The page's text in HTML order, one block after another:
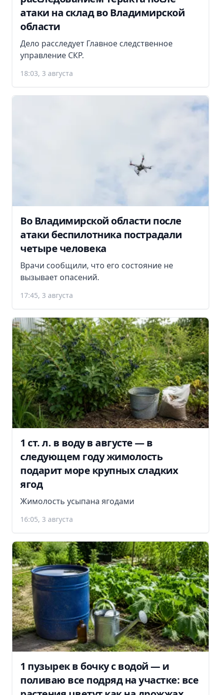
атаки на склад во Владимирской
области
Дело расследует Главное следственное
управление СКР.
18:03, 3 августа
Во Владимирской области после
атаки беспилотника пострадали
четыре человека
Врачи сообщили, что его состояние не
вызывает опасений.
17:45, 3 августа
1 ст. л. в воду в августе — в
следующем году жимолость
подарит море крупных сладких
ягод
Жимолость усыпана ягодами
16:05, 3 августа
1 пузырек в бочку с водой — и
поливаю все подряд на участке: все